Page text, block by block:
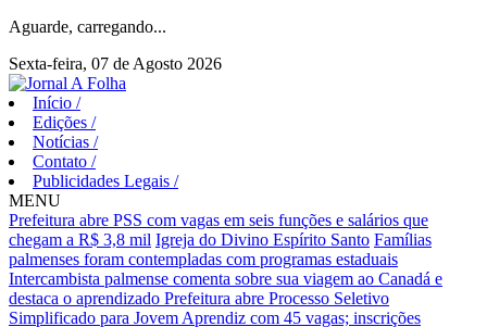
Aguarde, carregando...
Sexta-feira, 07 de Agosto 2026
Início /
Edições /
Notícias /
Contato /
Publicidades Legais /
MENU
Prefeitura abre PSS com vagas em seis funções e salários que
chegam a R$ 3,8 mil Igreja do Divino Espírito Santo Famílias
palmenses foram contempladas com programas estaduais
Intercambista palmense comenta sobre sua viagem ao Canadá e
destaca o aprendizado Prefeitura abre Processo Seletivo
Simplificado para Jovem Aprendiz com 45 vagas; inscrições